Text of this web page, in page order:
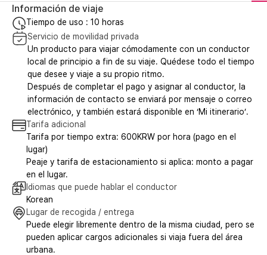
Información de viaje
Tiempo de uso : 10 horas
Servicio de movilidad privada
Un producto para viajar cómodamente con un conductor
local de principio a fin de su viaje. Quédese todo el tiempo
que desee y viaje a su propio ritmo.
Después de completar el pago y asignar al conductor, la
información de contacto se enviará por mensaje o correo
electrónico, y también estará disponible en ‘Mi itinerario’.
Tarifa adicional
Tarifa por tiempo extra: 600KRW por hora (pago en el
lugar)
Peaje y tarifa de estacionamiento si aplica: monto a pagar
en el lugar.
Idiomas que puede hablar el conductor
Korean
Lugar de recogida / entrega
Puede elegir libremente dentro de la misma ciudad, pero se
pueden aplicar cargos adicionales si viaja fuera del área
urbana.